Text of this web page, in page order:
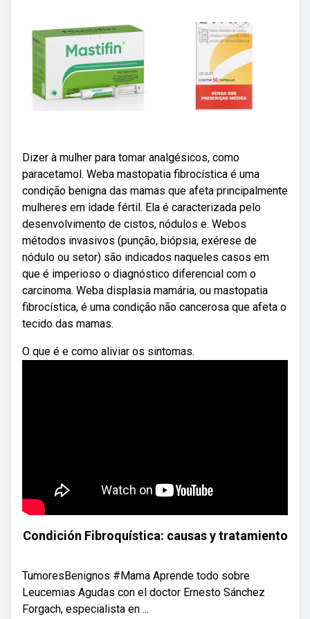
Dizer à mulher para tomar analgésicos, como
paracetamol. Weba mastopatia fibrocística é uma
condição benigna das mamas que afeta principalmente
mulheres em idade fértil. Ela é caracterizada pelo
desenvolvimento de cistos, nódulos e. Webos
métodos invasivos (punção, biópsia, exérese de
nódulo ou setor) são indicados naqueles casos em
que é imperioso o diagnóstico diferencial com o
carcinoma. Weba displasia mamária, ou mastopatia
fibrocística, é uma condição não cancerosa que afeta o
tecido das mamas.
O que é e como aliviar os sintomas.
Condición Fibroquística: causas y tratamiento
TumoresBenignos​ #Mama​ Aprende todo sobre
Leucemias Agudas con el doctor Ernesto Sánchez
Forgach, especialista en ...